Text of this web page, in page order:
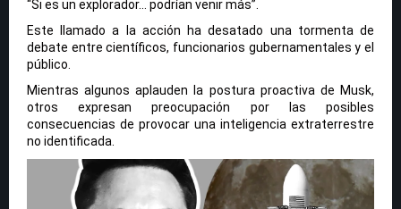
“Si es un explorador… podrían venir más”.
Este llamado a la acción ha desatado una tormenta de
debate entre científicos, funcionarios gubernamentales y el
público.
Mientras algunos aplauden la postura proactiva de Musk,
otros expresan preocupación por las posibles
consecuencias de provocar una inteligencia extraterrestre
no identificada.